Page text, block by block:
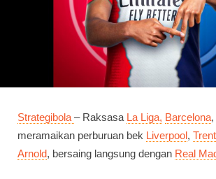
Strategibola – Raksasa La Liga, Barcelona
meramaikan perburuan bek Liverpool,
Arnold, bersaing langsung dengan Real